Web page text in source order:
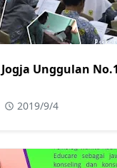
Unggulan
2019/9/4